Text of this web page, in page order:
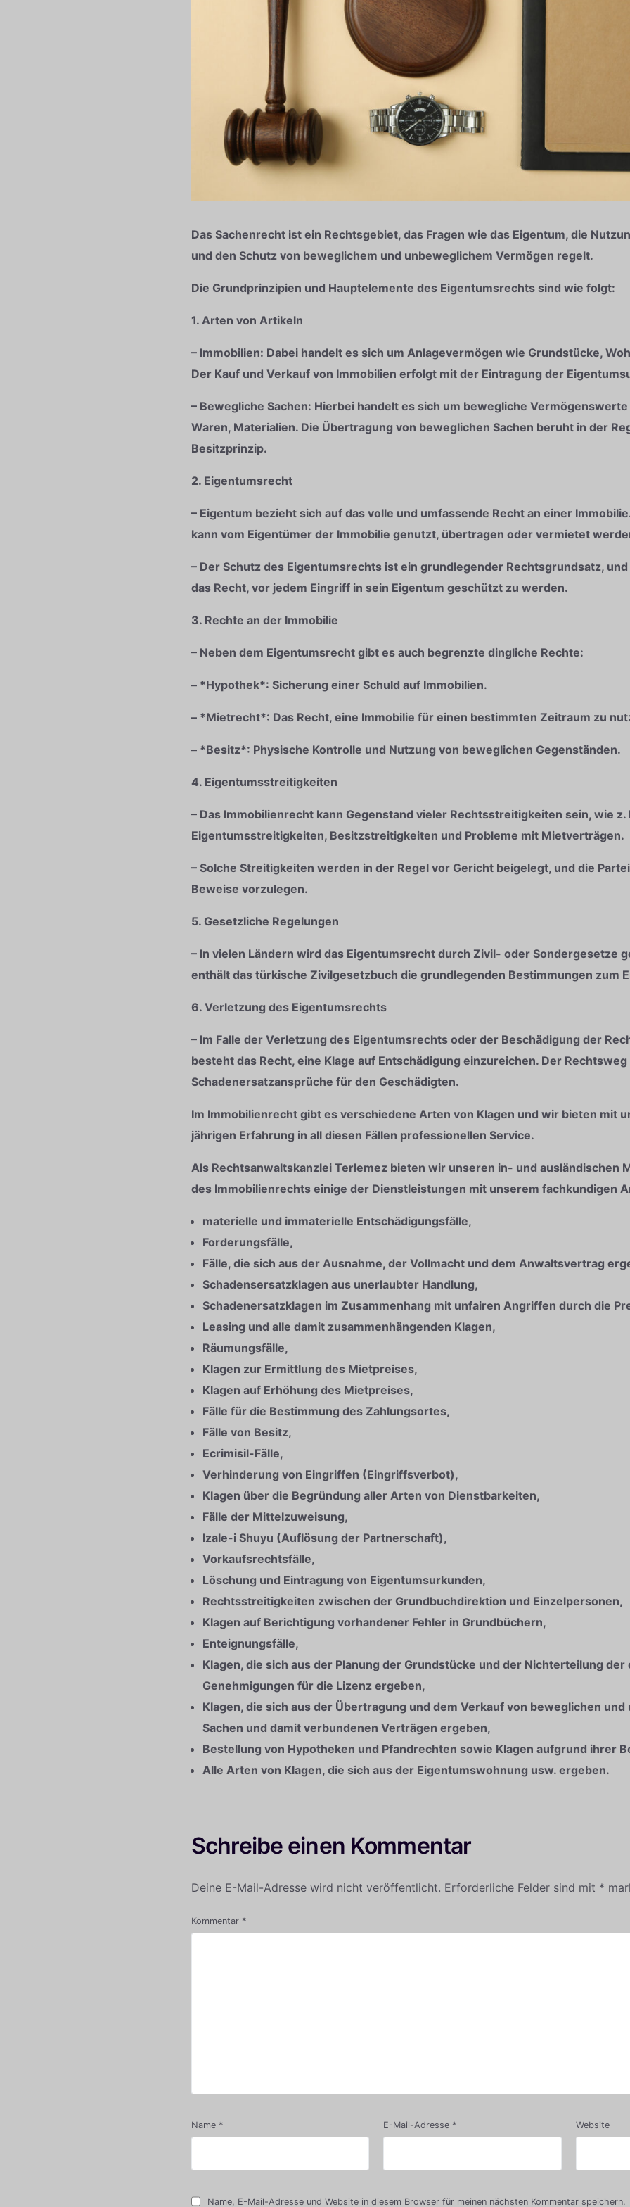
Das Sachenrecht ist ein Rechtsgebiet, das Fragen wie das Eigentum, die
und den Schutz von beweglichem und unbeweglichem Vermögen regelt.
Die Grundprinzipien und Hauptelemente des Eigentumsrechts sind wie folgt:
1. Arten von Artikeln
– Immobilien: Dabei handelt es sich um Anlagevermögen wie Grundstücke,
Der Kauf und Verkauf von Immobilien erfolgt mit der Eintragung der
– Bewegliche Sachen: Hierbei handelt es sich um bewegliche
Waren, Materialien. Die Übertragung von beweglichen Sachen beruht in der
Besitzprinzip.
2. Eigentumsrecht
– Eigentum bezieht sich auf das volle und umfassende Recht an einer
kann vom Eigentümer der Immobilie genutzt, übertragen oder vermietet
– Der Schutz des Eigentumsrechts ist ein grundlegender Rechtsgrundsatz,
das Recht, vor jedem Eingriff in sein Eigentum geschützt zu werden.
3. Rechte an der Immobilie
– Neben dem Eigentumsrecht gibt es auch begrenzte dingliche Rechte:
– *Hypothek*: Sicherung einer Schuld auf Immobilien.
– *Mietrecht*: Das Recht, eine Immobilie für einen bestimmten Zeitraum zu
– *Besitz*: Physische Kontrolle und Nutzung von beweglichen Gegenständen.
4. Eigentumsstreitigkeiten
– Das Immobilienrecht kann Gegenstand vieler Rechtsstreitigkeiten sein, wie z.
Eigentumsstreitigkeiten, Besitzstreitigkeiten und Probleme mit Mietverträgen.
– Solche Streitigkeiten werden in der Regel vor Gericht beigelegt, und die
Beweise vorzulegen.
5. Gesetzliche Regelungen
– In vielen Ländern wird das Eigentumsrecht durch Zivil- oder Sondergesetze
enthält das türkische Zivilgesetzbuch die grundlegenden Bestimmungen zum
6. Verletzung des Eigentumsrechts
– Im Falle der Verletzung des Eigentumsrechts oder der Beschädigung der
besteht das Recht, eine Klage auf Entschädigung einzureichen. Der
Schadenersatzansprüche für den Geschädigten.
Im Immobilienrecht gibt es verschiedene Arten von Klagen und wir bieten mit
jährigen Erfahrung in all diesen Fällen professionellen Service.
Als Rechtsanwaltskanzlei Terlemez bieten wir unseren in- und ausländischen
des Immobilienrechts einige der Dienstleistungen mit unserem fachkundigen
materielle und immaterielle Entschädigungsfälle,
Forderungsfälle,
Fälle, die sich aus der Ausnahme, der Vollmacht und dem Anwaltsvertrag
Schadensersatzklagen aus unerlaubter Handlung,
Schadenersatzklagen im Zusammenhang mit unfairen Angriffen durch die
Leasing und alle damit zusammenhängenden Klagen,
Räumungsfälle,
Klagen zur Ermittlung des Mietpreises,
Klagen auf Erhöhung des Mietpreises,
Fälle für die Bestimmung des Zahlungsortes,
Fälle von Besitz,
Ecrimisil-Fälle,
Verhinderung von Eingriffen (Eingriffsverbot),
Klagen über die Begründung aller Arten von Dienstbarkeiten,
Fälle der Mittelzuweisung,
Izale-i Shuyu (Auflösung der Partnerschaft),
Vorkaufsrechtsfälle,
Löschung und Eintragung von Eigentumsurkunden,
Rechtsstreitigkeiten zwischen der Grundbuchdirektion und Einzelpersonen,
Klagen auf Berichtigung vorhandener Fehler in Grundbüchern,
Enteignungsfälle,
Klagen, die sich aus der Planung der Grundstücke und der Nichterteilung
Genehmigungen für die Lizenz ergeben,
Klagen, die sich aus der Übertragung und dem Verkauf von beweglichen
Sachen und damit verbundenen Verträgen ergeben,
Bestellung von Hypotheken und Pfandrechten sowie Klagen aufgrund ihrer
Alle Arten von Klagen, die sich aus der Eigentumswohnung usw. ergeben.
Schreibe einen Kommentar
Deine E-Mail-Adresse wird nicht veröffentlicht. Erforderliche Felder sind mit *
Kommentar *
Name * E-Mail-Adresse * Website
Name, E-Mail-Adresse und Website in diesem Browser für meinen nächsten Kommentar speichern.